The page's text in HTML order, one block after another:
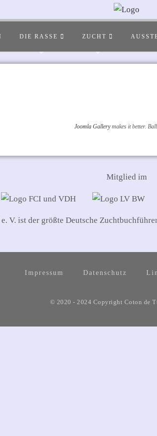
DIE RASSE ZUCHT
Joomla Gallerymakes it better.
Mitglied im
V. ist der größte Deutsche
Impressum Datenschutz
© 2020 - 2024 Copyright Coton de